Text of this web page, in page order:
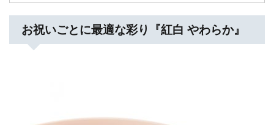
お祝いごとに最適な彩り『紅白 やわらか』